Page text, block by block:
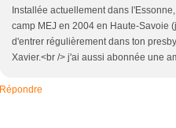
Installée actuellement dans
camp MEJ en 2004 en Haute-Savoie
d'entrer régulièrement dans ton
Xavier.<br /> j'ai aussi abonnée une
Répondre